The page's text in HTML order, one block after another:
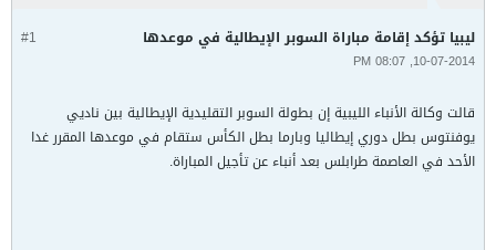
#1 ليبيا تؤكد إقامة مباراة السوبر الإيطالية في موعدها
10-07-2014, 08:07 PM
قالت وكالة الأنباء الليبية إن بطولة السوبر التقليدية الإيطالية بين ناديي
يوفنتوس بطل دوري إيطاليا وبارما بطل الكأس ستقام في موعدها المقرر غدا
الأحد في العاصمة طرابلس بعد أنباء عن تأجيل المباراة.